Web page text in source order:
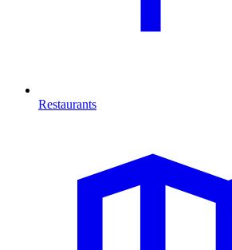
Restaurants